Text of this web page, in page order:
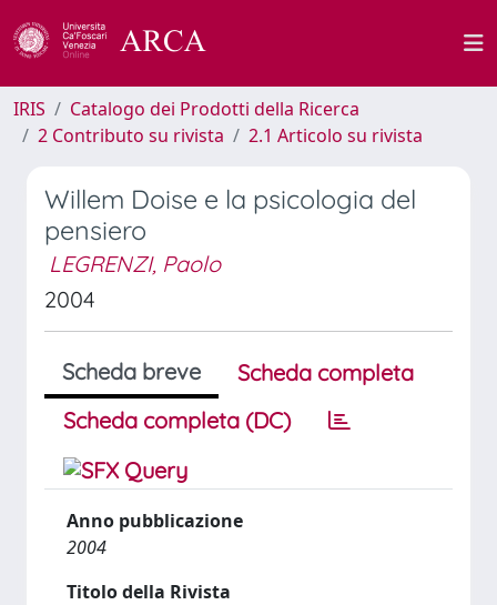
IRIS
Catalogo dei Prodotti della Ricerca
2 Contributo su rivista
2.1 Articolo su rivista
Willem Doise e la psicologia del
pensiero
LEGRENZI, Paolo
2004
Scheda breve
Scheda completa
Scheda completa (DC)
Anno pubblicazione
2004
Titolo della Rivista